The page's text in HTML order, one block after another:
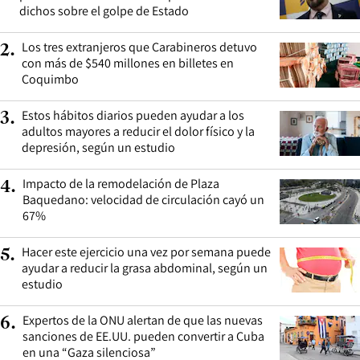
dichos sobre el golpe de Estado
2. Los tres extranjeros que Carabineros detuvo
con más de $540 millones en billetes en
Coquimbo
3. Estos hábitos diarios pueden ayudar a los
adultos mayores a reducir el dolor físico y la
depresión, según un estudio
4. Impacto de la remodelación de Plaza
Baquedano: velocidad de circulación cayó un
67%
5. Hacer este ejercicio una vez por semana puede
ayudar a reducir la grasa abdominal, según un
estudio
6. Expertos de la ONU alertan de que las nuevas
sanciones de EE.UU. pueden convertir a Cuba
en una “Gaza silenciosa”